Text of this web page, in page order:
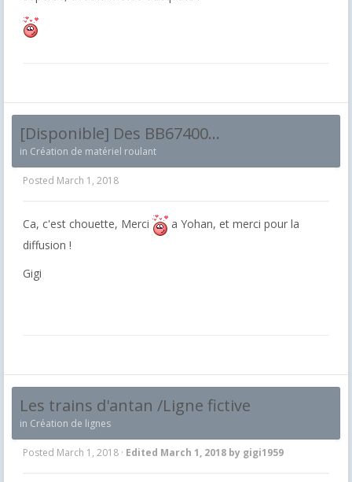
[Disponible] Des BB67400...
in Création de matériel roulant
Posted March 1, 2018
Ca, c'est chouette, Merci
a Yohan, et merci pour la
diffusion !
Gigi
Les trains d'antan /Ligne fictive
in Création de lignes
Posted March 1, 2018 · Edited March 1, 2018 by gigi1959